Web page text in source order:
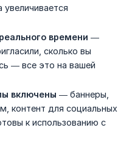
увеличивается
времени —
сколько вы
— все это на вашей
включены — баннеры,
контент для социальных
к использованию с